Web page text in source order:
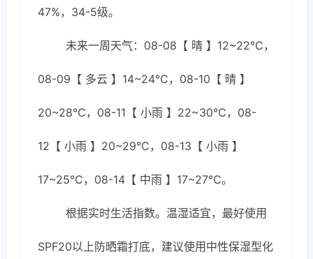
47%，34-5级。
未来一周天气：08-08【 晴 】12~22℃，
08-09【 多云 】14~24℃，08-10【 晴 】
20~28℃，08-11【 小雨 】22~30℃，08-
12【 小雨 】20~29℃，08-13【 小雨 】
17~25℃，08-14【 中雨 】17~27℃。
根据实时生活指数。温湿适宜，最好使用
SPF20以上防晒霜打底，建议使用中性保湿型化